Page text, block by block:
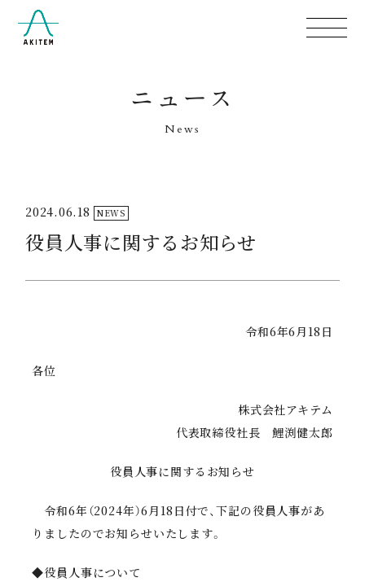
ニュース
News
2024.06.18 NEWS
役員人事に関するお知らせ
令和6年6月18日
各位
株式会社アキテム
代表取締役社長 鯉渕健太郎
役員人事に関するお知らせ
令和6年（2024年）6月18日付で、下記の役員人事があ
りましたのでお知らせいたします。
◆役員人事について